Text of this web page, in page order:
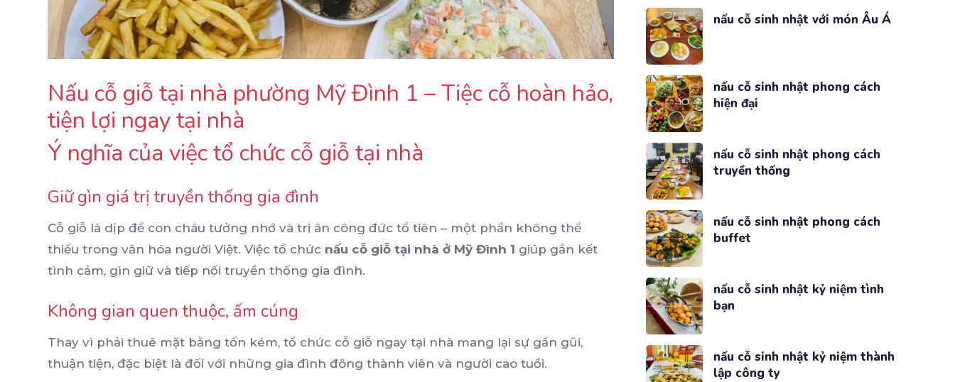
Nấu cỗ giỗ tại nhà phường Mỹ Đình 1 – Tiệc cỗ hoàn hảo,
tiện lợi ngay tại nhà
Ý nghĩa của việc tổ chức cỗ giỗ tại nhà
Giữ gìn giá trị truyền thống gia đình
Cỗ giỗ là dịp để con cháu tưởng nhớ và tri ân công đức tổ tiên – một phần không thể
thiếu trong văn hóa người Việt. Việc tổ chức nấu cỗ giỗ tại nhà ở Mỹ Đình 1 giúp gắn kết
tình cảm, gìn giữ và tiếp nối truyền thống gia đình.
Không gian quen thuộc, ấm cúng
Thay vì phải thuê mặt bằng tốn kém, tổ chức cỗ giỗ ngay tại nhà mang lại sự gần gũi,
thuận tiện, đặc biệt là đối với những gia đình đông thành viên và người cao tuổi.
nấu cỗ sinh nhật với món Âu Á
nấu cỗ sinh nhật phong cách
hiện đại
nấu cỗ sinh nhật phong cách
truyền thống
nấu cỗ sinh nhật phong cách
buffet
nấu cỗ sinh nhật kỷ niệm tình
bạn
nấu cỗ sinh nhật kỷ niệm thành
lập công ty